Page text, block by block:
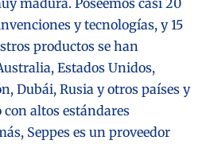
y tecnologías, y 15
productos se han
Estados Unidos,
Dubái, Rusia y otros países y
altos estándares
Seppes es un proveedor